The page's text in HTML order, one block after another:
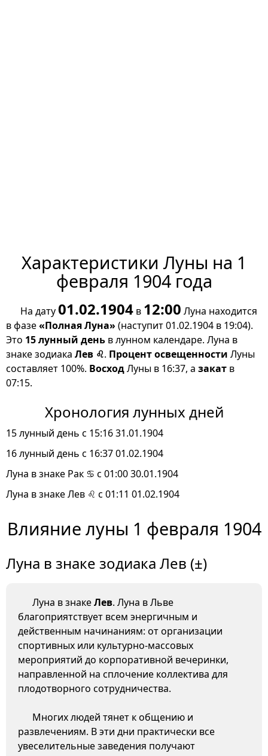
Характеристики Луны на 1
февраля 1904 года
На дату01.02.1904 в 12:00 Луна находится
в фазе«Полная Луна»(наступит 01.02.1904 в 19:04).
Это 15 лунный день в лунном календаре. Луна в
знаке зодиака Лев ♌. Процент освещенности Луны
составляет 100%. ВосходЛуны в 16:37, а закат в
07:15.
Хронология лунных дней
15 лунный день с 15:16 31.01.1904
16 лунный день с 16:37 01.02.1904
Луна в знаке Рак ♋ с 01:00 30.01.1904
Луна в знаке Лев ♌ с 01:11 01.02.1904
Влияние луны 1 февраля 1904
Луна в знаке зодиака Лев (±)
Луна в знакеЛев. Луна в Льве
благоприятствует всем энергичным и
действенным начинаниям: от организации
спортивных или культурно-массовых
мероприятий до корпоративной вечеринки,
направленной на сплочение коллектива для
плодотворного сотрудничества.
Многих людей тянет к общению и
развлечениям. В эти дни практически все
увеселительные заведения получают